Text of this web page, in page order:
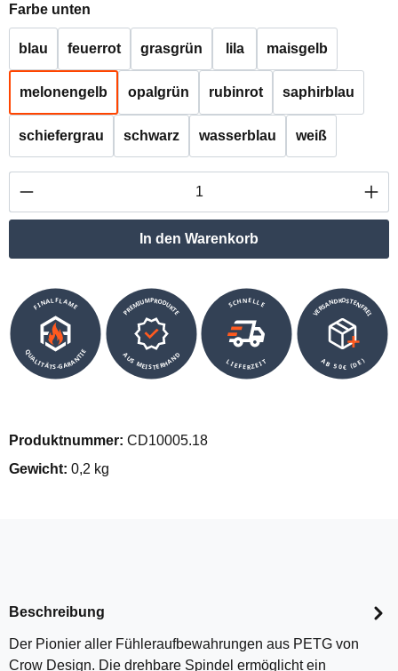
Farbe unten
blau feuerrot grasgrün lila maisgelb
melonengelb opalgrün rubinrot saphirblau
schiefergrau schwarz wasserblau weiß
Produkt Anzahl: Gib den gewünschten
In den Warenkorb
FINALFLAME
QUALITÄTS-GARANTIE
PREMIUMPRODUKTE
AUS MEISTERHAND
SCHNELLE
LIEFERZEIT
VERSANDKOSTENFREI
AB 50€ (DE)
Produktnummer: CD10005.18
Gewicht: 0,2 kg
Beschreibung
Der Pionier aller Fühleraufbewahrungen aus PETG von
Crow Design. Die drehbare Spindel ermöglicht ein